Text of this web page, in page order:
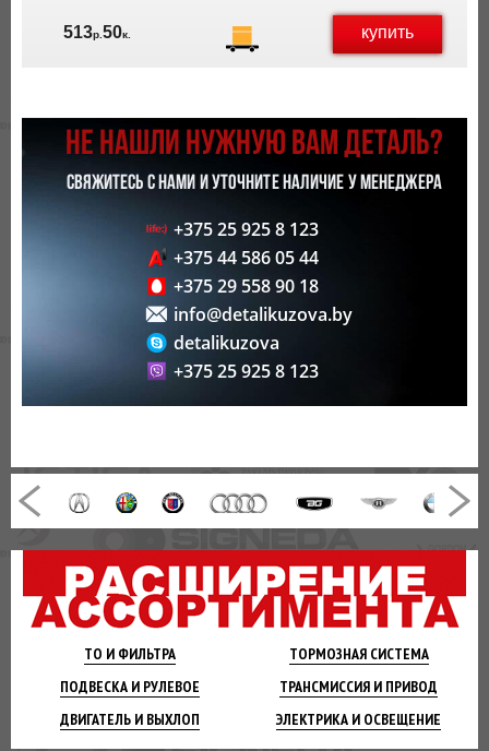
ТО И ФИЛЬТРА ТОРМОЗНАЯСИСТЕМА
ПОДВЕСКА И РУЛЕВОЕ ТРАНСМИССИЯ И ПРИВОД
ДВИГАТЕЛЬ И ВЫХЛОП ЭЛЕКТРИКА И ОСВЕЩЕНИЕ
513р. 50к. купить
НЕ НАШЛИ НУЖНУЮ ВАМ ДЕТАЛЬ?
СВЯЖИТЕСЬ С НАМИ И УТОЧНИТЕ НАЛИЧИЕ У МЕНЕДЖЕРА
+375 25 925 8 123
+375 44 586 05 44
+375 29 558 90 18
info@detalikuzova.by
detalikuzova
+375 25 925 8 123